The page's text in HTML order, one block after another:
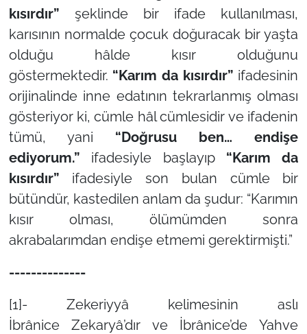
kısırdır” şeklinde bir ifade kullanılması,
karısının normalde çocuk doğuracak bir yaşta
olduğu hâlde kısır olduğunu
göstermektedir. “Karım da kısırdır” ifadesinin
orijinalinde inne edatının tekrarlanmış olması
gösteriyor ki, cümle hâl cümlesidirve ifadenin
tümü, yani “Doğrusu ben… endişe
ediyorum.” ifadesiyle başlayıp “Karım da
kısırdır” ifadesiyle son bulan cümle bir
bütündür, kastedilen anlam da şudur: “Karımın
kısır olması, ölümümden sonra
akrabalarımdan endişe etmemi gerektirmişti.”
--------------
[1]- Zekeriyyâ kelimesinin aslı
İbrâniceZekaryâ’dır ve İbrânice’deYahve